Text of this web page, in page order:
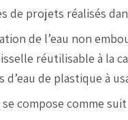
de projets réalisés
de l’eau non
réutilisable à la
de plastique à
compose comme suit